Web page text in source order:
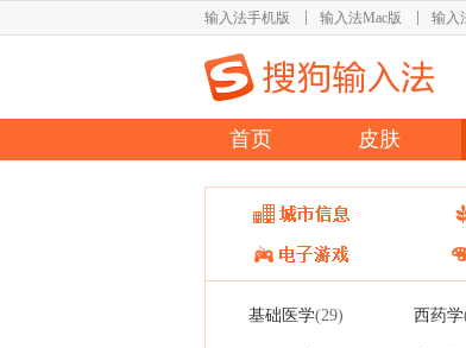
输入法手机版 输入法Mac版 输入
首页 皮肤
基础医学(29) 西药学